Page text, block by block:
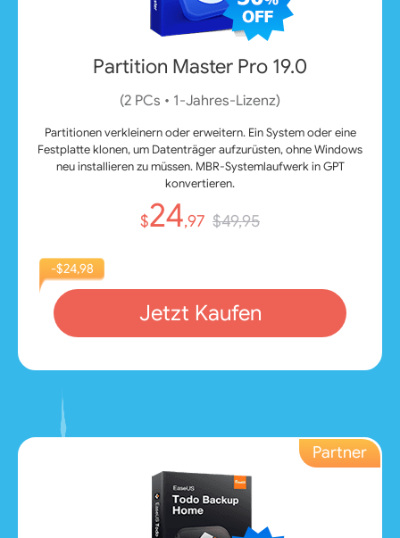
Partition Master Pro 19.0
(2 PCs • 1‑Jahres‑Lizenz)
Partitionen verkleinern oder erweitern. Ein System oder eine
Festplatte klonen, um Datenträger aufzurüsten, ohne Windows
neu installieren zu müssen. MBR-Systemlaufwerk in GPT
konvertieren.
$24,97 $49,95
-$24,98
Jetzt Kaufen
Partner